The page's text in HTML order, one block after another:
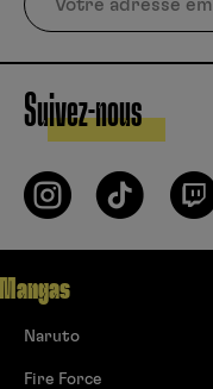
Suivez-nous
Mangas
Naruto
Fire Force